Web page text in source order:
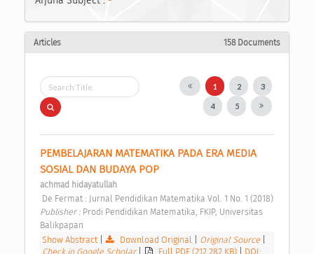
Articles 158 Documents
1 2 3
4 5
PEMBELAJARAN MATEMATIKA PADA ERA MEDIA
SOSIAL DAN BUDAYA POP
achmad hidayatullah
Publisher : Prodi Pendidikan Matematika, FKIP, Universitas
Balikpapan
Show Abstract| Download Original Original Source
Check in Google Scholar
Full PDF (212.282 KB)
DOI: